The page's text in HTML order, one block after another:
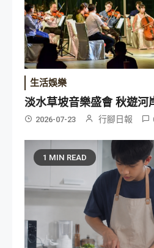
生活娛樂
淡水草坡音樂盛會 秋遊河
2026-07-23 行腳日報
1 MIN READ